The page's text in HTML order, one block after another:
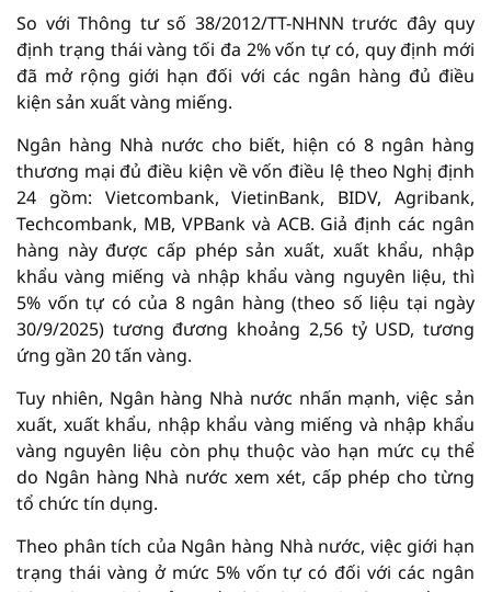
So với Thông tư số 38/2012/TT-NHNN trước đây quy
định trạng thái vàng tối đa 2% vốn tự có, quy định mới
đã mở rộng giới hạn đối với các ngân hàng đủ điều
kiện sản xuất vàng miếng.
Ngân hàng Nhà nước cho biết, hiện có 8 ngân hàng
thương mại đủ điều kiện về vốn điều lệ theo Nghị định
24 gồm: Vietcombank, VietinBank, BIDV, Agribank,
Techcombank, MB, VPBank và ACB. Giả định các ngân
hàng này được cấp phép sản xuất, xuất khẩu, nhập
khẩu vàng miếng và nhập khẩu vàng nguyên liệu, thì
5% vốn tự có của 8 ngân hàng (theo số liệu tại ngày
30/9/2025) tương đương khoảng 2,56 tỷ USD, tương
ứng gần 20 tấn vàng.
Tuy nhiên, Ngân hàng Nhà nước nhấn mạnh, việc sản
xuất, xuất khẩu, nhập khẩu vàng miếng và nhập khẩu
vàng nguyên liệu còn phụ thuộc vào hạn mức cụ thể
do Ngân hàng Nhà nước xem xét, cấp phép cho từng
tổ chức tín dụng.
Theo phân tích của Ngân hàng Nhà nước, việc giới hạn
trạng thái vàng ở mức 5% vốn tự có đối với các ngân